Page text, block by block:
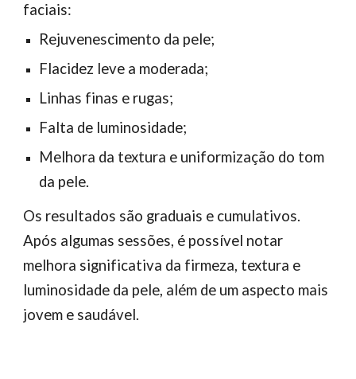
faciais:
Rejuvenescimento da pele;
Flacidez leve a moderada;
Linhas finas e rugas;
Falta de luminosidade;
Melhora da textura e uniformização do tom
da pele.
Os resultados são graduais e cumulativos.
Após algumas sessões, é possível notar
melhora significativa da firmeza, textura e
luminosidade da pele, além de um aspecto mais
jovem e saudável.